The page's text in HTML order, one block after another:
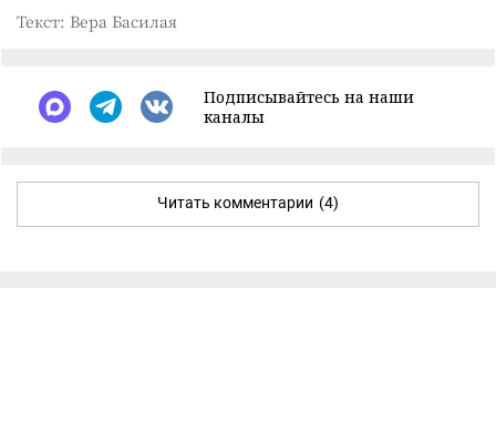
Текст: Вера Басилая
Подписывайтесь на наши
каналы
Читать комментарии (4)